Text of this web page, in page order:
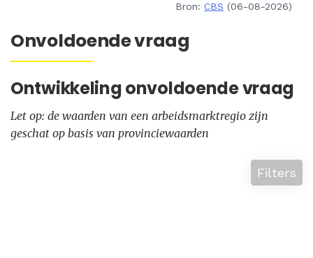
Bron: CBS (06-08-2026)
Onvoldoende vraag
Ontwikkeling onvoldoende vraag
Let op: de waarden van een arbeidsmarktregio zijn
geschat op basis van provinciewaarden
Filters